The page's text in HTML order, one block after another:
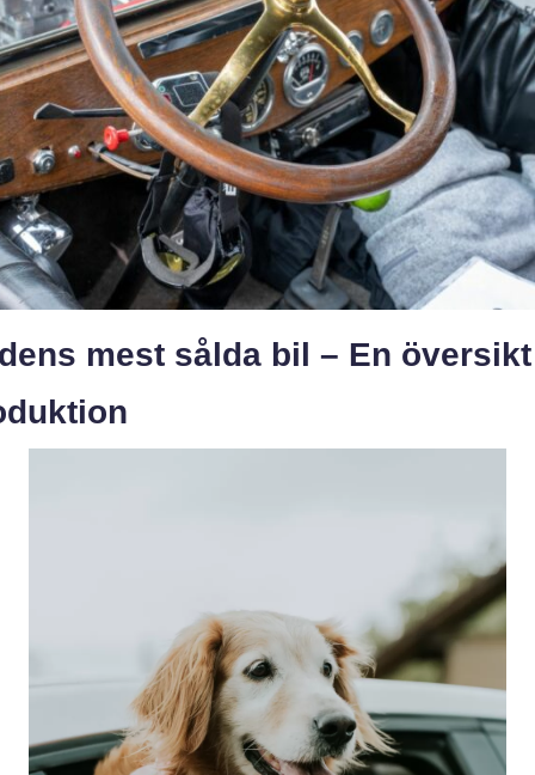
mest sålda bil – En översikt